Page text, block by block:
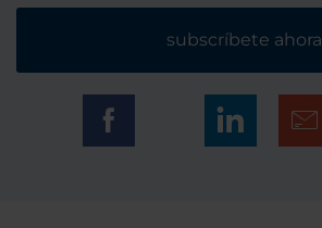
subscríbete ahora